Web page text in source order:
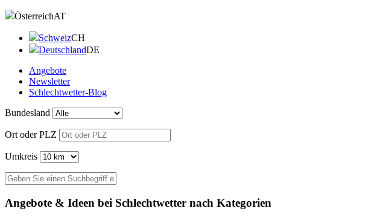
ÖsterreichAT
SchweizCH
DeutschlandDE
Angebote
Newsletter
Schlechtwetter-Blog
Bundesland
Ort oder PLZ
Umkreis
Angebote & Ideen bei Schlechtwetter nach Kategorien